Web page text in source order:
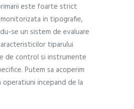
este foarte strict
in tipografie,
se un sistem de evaluare
tiparului
de control si instrumente
Putem sa acoperim
operatiuni incepand de la